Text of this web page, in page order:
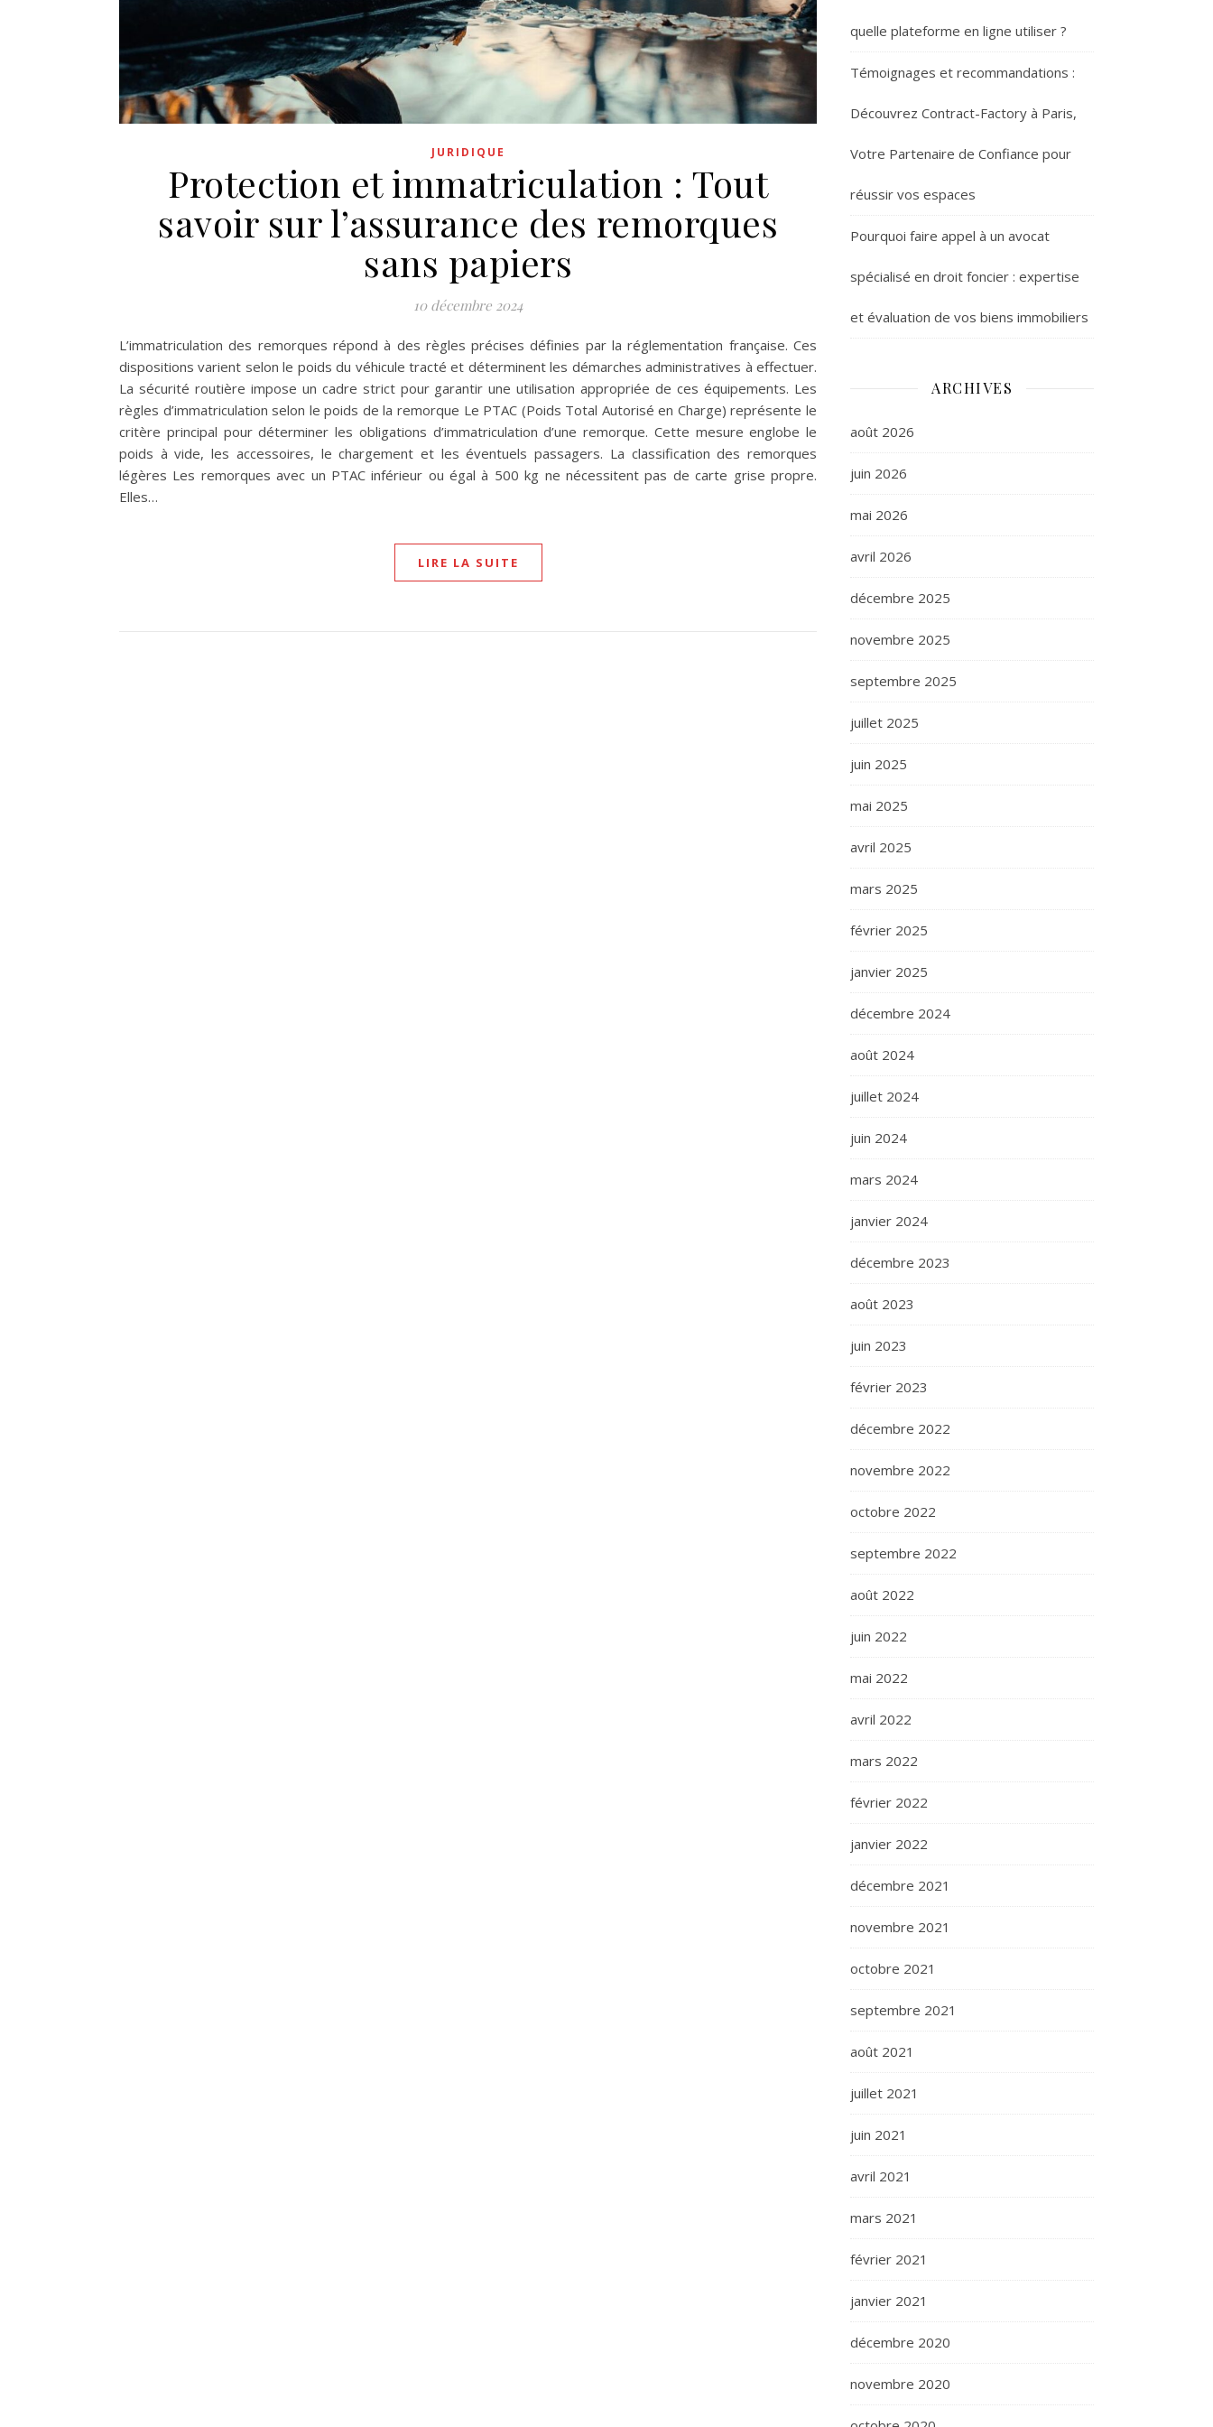
JURIDIQUE
Protection et immatriculation : Tout
savoir sur l’assurance des remorques
sans papiers
10 décembre 2024
L’immatriculation des remorques répond à des règles précises définies par la réglementation française. Ces
dispositions varient selon le poids du véhicule tracté et déterminent les démarches administratives à effectuer.
La sécurité routière impose un cadre strict pour garantir une utilisation appropriée de ces équipements. Les
règles d’immatriculation selon le poids de la remorque Le PTAC (Poids Total Autorisé en Charge) représente le
critère principal pour déterminer les obligations d’immatriculation d’une remorque. Cette mesure englobe le
poids à vide, les accessoires, le chargement et les éventuels passagers. La classification des remorques
légères Les remorques avec un PTAC inférieur ou égal à 500 kg ne nécessitent pas de carte grise propre.
Elles…
LIRE LA SUITE
quelle plateforme en ligne utiliser ?
Témoignages et recommandations :
Découvrez Contract-Factory à Paris,
Votre Partenaire de Confiance pour
réussir vos espaces
Pourquoi faire appel à un avocat
spécialisé en droit foncier : expertise
et évaluation de vos biens immobiliers
ARCHIVES
août 2026
juin 2026
mai 2026
avril 2026
décembre 2025
novembre 2025
septembre 2025
juillet 2025
juin 2025
mai 2025
avril 2025
mars 2025
février 2025
janvier 2025
décembre 2024
août 2024
juillet 2024
juin 2024
mars 2024
janvier 2024
décembre 2023
août 2023
juin 2023
février 2023
décembre 2022
novembre 2022
octobre 2022
septembre 2022
août 2022
juin 2022
mai 2022
avril 2022
mars 2022
février 2022
janvier 2022
décembre 2021
novembre 2021
octobre 2021
septembre 2021
août 2021
juillet 2021
juin 2021
avril 2021
mars 2021
février 2021
janvier 2021
décembre 2020
novembre 2020